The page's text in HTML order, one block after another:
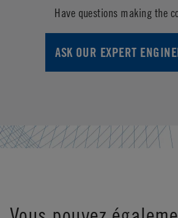
Have questions making the
ASK OUR EXPERT